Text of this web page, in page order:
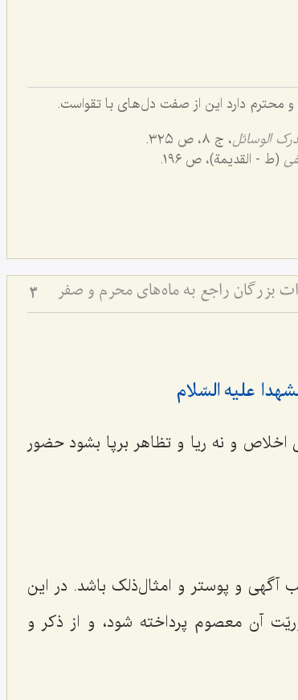
را بزرگ و محترم دارد این از صفت دل‌های با تقواست.
الوسائل، ج ٨، ص ٣٢٥.
(ط - القدیمة)، ص ١٩٦.
بزرگان راجع به ماه‌های محرم و صفر 3
اخلاص و نه ریا و تظاهر برپا بشود حضور
و پوستر و امثال‌ذلک باشد. در این
آن معصوم پرداخته شود، و از ذکر و